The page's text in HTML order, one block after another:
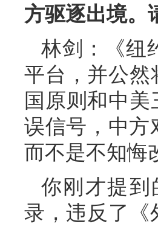
方驱逐出境。
林剑：《纽
平台，并公然
国原则和中
误信号，中方
而不是不知悔
你刚才提到
录，违反了《